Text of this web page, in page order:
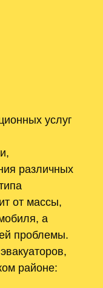
услуг
различных
от массы,
а
проблемы.
районе: